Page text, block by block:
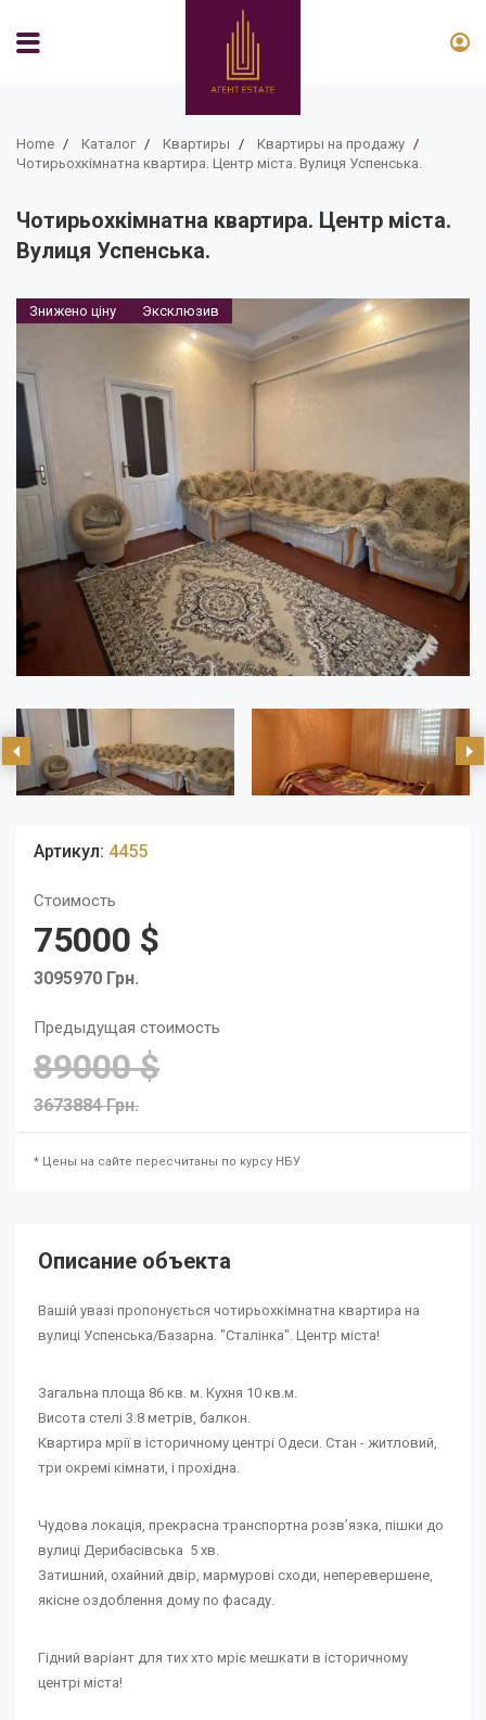
Home / Каталог / Квартиры / Квартиры на продажу /
Чотирьохкімнатна квартира. Центр міста. Вулиця Успенська.
Чотирьохкімнатна квартира. Центр міста.
Вулиця Успенська.
Знижено ціну Эксклюзив
Артикул: 4455
Стоимость
75000 $
3095970 Грн.
Предыдущая стоимость
89000 $
3673884 Грн.
* Цены на сайте пересчитаны по курсу НБУ
Описание объекта
Вашій увазі пропонується чотирьохкімнатна квартира на
вулиці Успенська/Базарна. "Сталінка". Центр міста!
Загальна площа 86 кв. м. Кухня 10 кв.м.
Висота стелі 3.8 метрів, балкон.
Квартира мрії в історичному центрі Одеси. Стан - житловий,
три окремі кімнати, і прохідна.
Чудова локація, прекрасна транспортна розв’язка, пішки до
вулиці Дерибасівська 5 хв.
Затишний, охайний двір, мармурові сходи, неперевершене,
якісне оздоблення дому по фасаду.
Гідний варіант для тих хто мріє мешкати в історичному
центрі міста!